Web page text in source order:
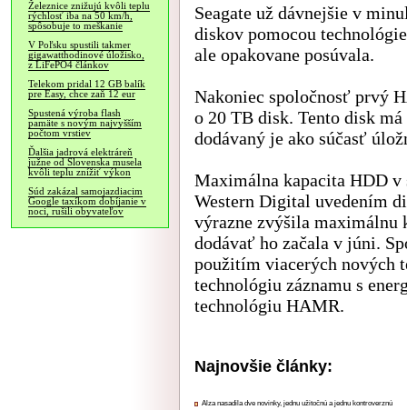
Železnice znižujú kvôli teplu
rýchlosť iba na 50 km/h,
spôsobuje to meškanie
V Poľsku spustili takmer
gigawatthodinové úložisko,
z LiFePO4 článkov
Telekom pridal 12 GB balík
pre Easy, chce zaň 12 eur
Spustená výroba flash
pamäte s novým najvyšším
počtom vrstiev
Ďalšia jadrová elektráreň
južne od Slovenska musela
kvôli teplu znížiť výkon
Súd zakázal samojazdiacim
Google taxíkom dobíjanie v
noci, rušili obyvateľov
Seagate už dávnejšie v
diskov pomocou
ale opakovane posúvala.
Nakoniec spoločnosť prvý
o 20 TB disk. Tento disk
dodávaný je ako súčasť
Maximálna kapacita HDD v
Western Digital uvedením
výrazne zvýšila maximálnu
dodávať ho začala v júni.
použitím viacerých nových
technológiu záznamu s
technológiu HAMR.
Najnovšie články:
Alza nasadila dve novinky, jednu užitočnú a jednu kontroverznú